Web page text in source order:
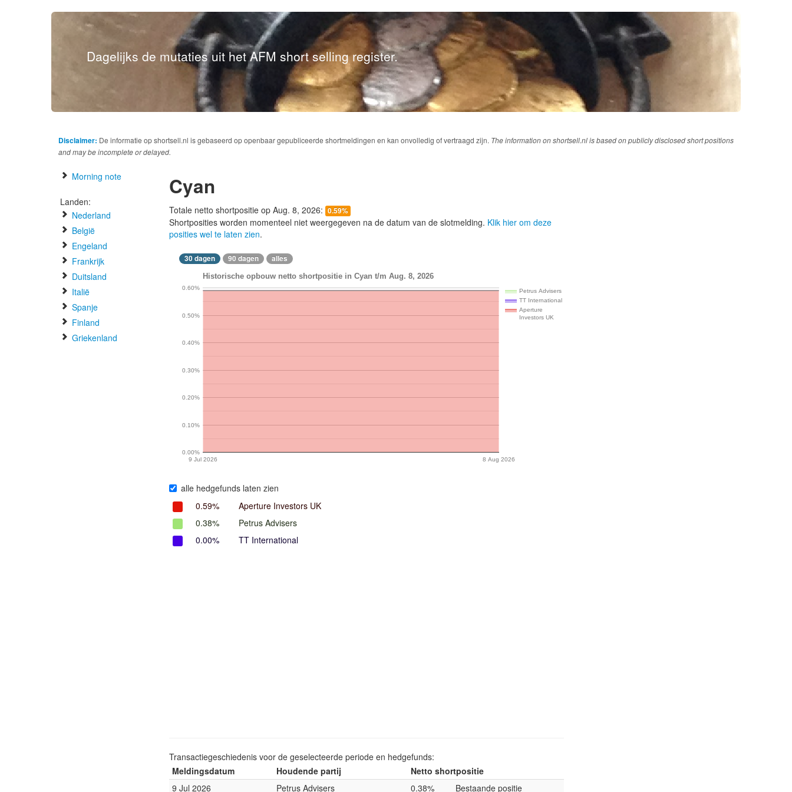
Dagelijks de mutaties uit het AFM short selling register.
Disclaimer: De informatie op shortsell.nl is gebaseerd op openbaar gepubliceerde shortmeldingen en kan onvolledig of vertraagd zijn. The information on shortsell.nl is based on publicly disclosed short positions
and may be incomplete or delayed.
Morning note
Landen:
Nederland
België
Engeland
Frankrijk
Duitsland
Italië
Spanje
Finland
Griekenland
Cyan
Totale netto shortpositie op Aug. 8, 2026: 0.59%
Shortposities worden momenteel niet weergegeven na de datum van de slotmelding. Klik hier om deze
posities wel te laten zien.
30 dagen 90 dagen alles
Historische opbouw netto shortpositie in Cyan t/m Aug. 8, 2026
Petrus Advisers
TT International
Aperture
Investors UK
9 Jul 2026 8 Aug 2026
0.00%
0.10%
0.20%
0.30%
0.40%
0.50%
0.60%
alle hedgefunds laten zien
0.59%
Aperture Investors UK
0.38%
Petrus Advisers
0.00%
TT International
Transactiegeschiedenis voor de geselecteerde periode en hedgefunds:
Meldingsdatum
Houdende partij
Netto shortpositie
9 Jul 2026
Petrus Advisers 0.38% Bestaande positie